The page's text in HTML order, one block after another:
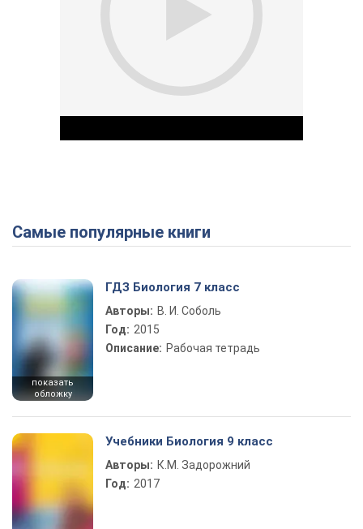
Play Video
Самые популярные книги
показать
обложку
ГДЗ Биология 7 класс
Авторы: В. И. Соболь
Год: 2015
Описание: Рабочая тетрадь
Учебники Биология 9 класс
Авторы: К.М. Задорожний
Год: 2017